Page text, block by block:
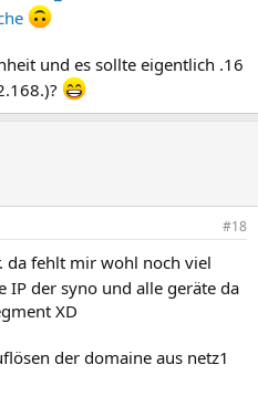
und es sollte eigentlich .16
#18
da fehlt mir wohl noch viel
IP der syno und alle geräte da
XD
der domaine aus netz1